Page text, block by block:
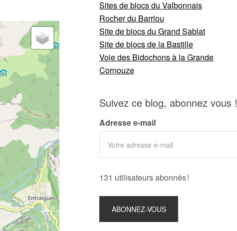
Sites de blocs du Valbonnais
Rocher du Barriou
Site de blocs du Grand Sablat
Site de blocs de la Bastille
Voie des Bidochons à la Grande
Cornouze
Suivez ce blog, abonnez vous !
Adresse e-mail
131 utilisateurs abonnés !